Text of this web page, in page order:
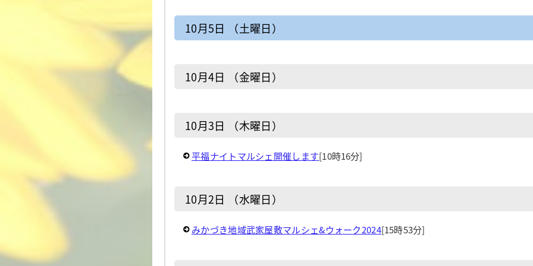
10月5日 （土曜日）
10月4日 （金曜日）
10月3日 （木曜日）
平福ナイトマルシェ開催します[10時16分]
10月2日 （水曜日）
みかづき地域武家屋敷マルシェ&ウォーク2024[15時53分]